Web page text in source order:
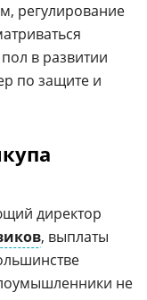
регулирование
в развитии
по защите и
директор
, выплаты
не